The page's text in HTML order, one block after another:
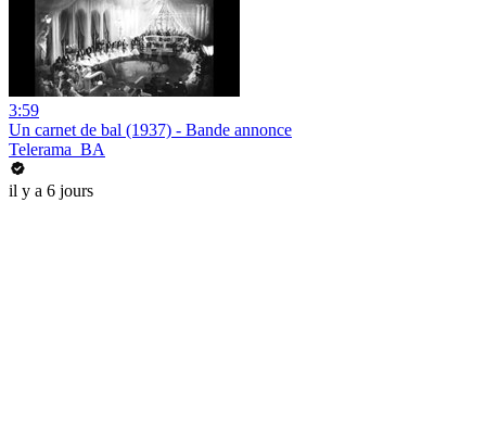
3:59
Un carnet de bal (1937) - Bande annonce
Telerama_BA
il y a 6 jours